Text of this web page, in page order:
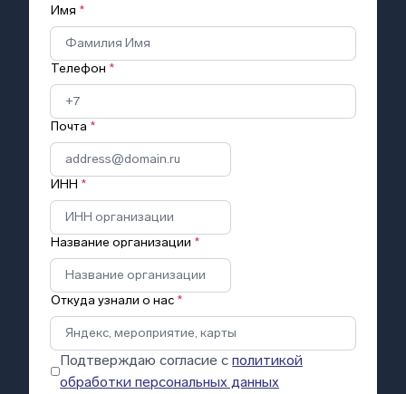
Имя *
Телефон *
Почта *
ИНН *
Название организации *
Откуда узнали о нас *
Подтверждаю согласие сполитикой
обработки персональных данных